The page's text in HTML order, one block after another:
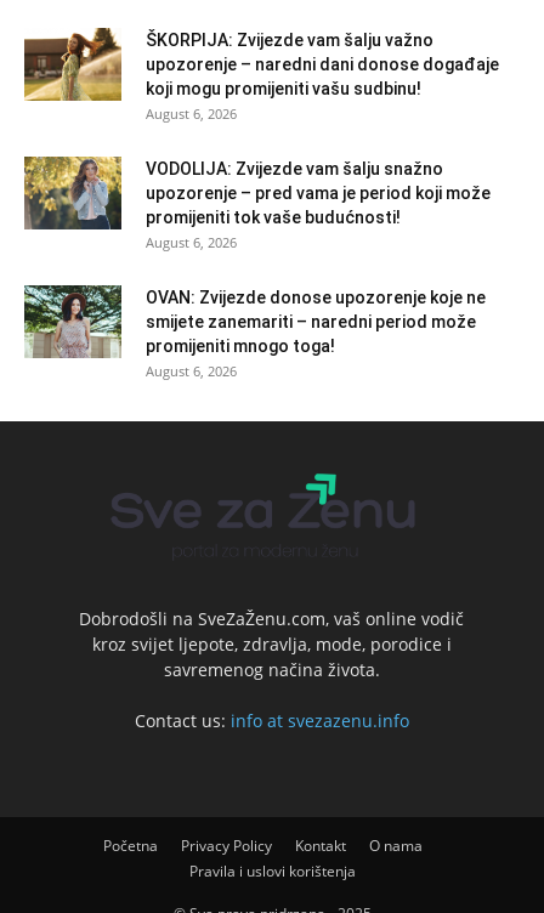
ŠKORPIJA: Zvijezde vam šalju važno
upozorenje – naredni dani donose događaje
koji mogu promijeniti vašu sudbinu!
August 6, 2026
VODOLIJA: Zvijezde vam šalju snažno
upozorenje – pred vama je period koji može
promijeniti tok vaše budućnosti!
August 6, 2026
OVAN: Zvijezde donose upozorenje koje ne
smijete zanemariti – naredni period može
promijeniti mnogo toga!
August 6, 2026
Dobrodošli na SveZaŽenu.com, vaš online vodič
kroz svijet ljepote, zdravlja, mode, porodice i
savremenog načina života.
Contact us: info at svezazenu.info
Početna Privacy Policy Kontakt
O nama
Pravila i uslovi korištenja